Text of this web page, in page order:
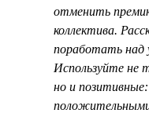
отменить
коллектива.
поработать над
Используйте не
но и